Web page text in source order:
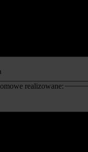
realizowane: